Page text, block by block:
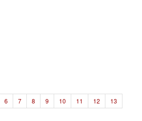
6 7 8 9 10 11 12
13